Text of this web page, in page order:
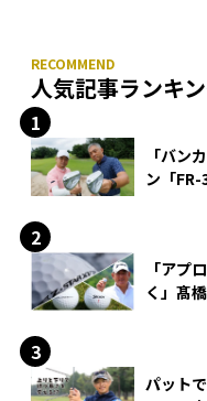
人気記事ランキ
「バン
ン「
「アプ
く」髙
パット